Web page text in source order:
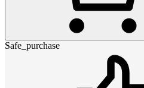
Safe_purchase